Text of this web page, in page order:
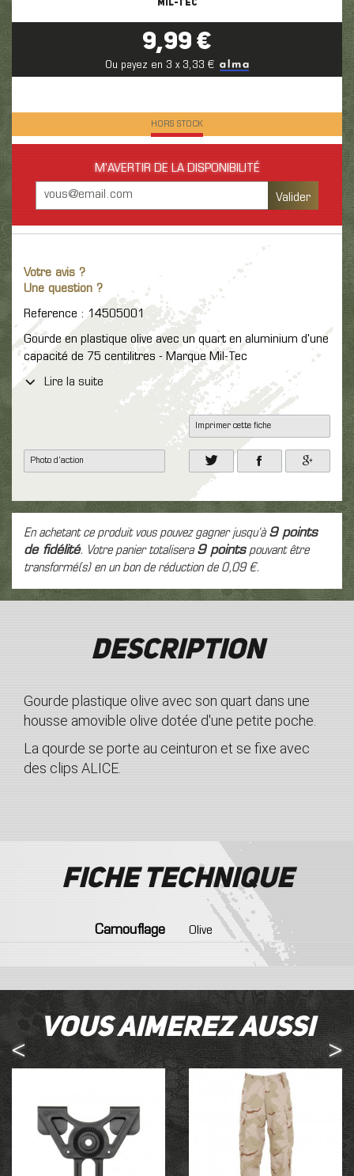
MIL-TEC
9,99 €
Ou payez en 3 x 3,33 €
HORS STOCK
M'AVERTIR DE LA DISPONIBILITÉ
Valider
Votre avis ?
Une question ?
Reference : 14505001
Gourde en plastique olive avec un quart en aluminium d'une
capacité de 75 centilitres - Marque Mil-Tec
Lire la suite
Imprimer cette fiche
Photo d'action
En achetant ce produit vous pouvez gagner jusqu'à9points
de fidélité. Votre panier totalisera9pointspouvant être
transformé(s) en un bon de réduction de 0,09 €.
Description
Gourde plastique olive avec son quart dans une
housse amovible olive dotée d'une petite poche.
La qourde se porte au ceinturon et se fixe avec
des clips ALICE.
Fiche technique
Camouflage Olive
Vous aimerez aussi